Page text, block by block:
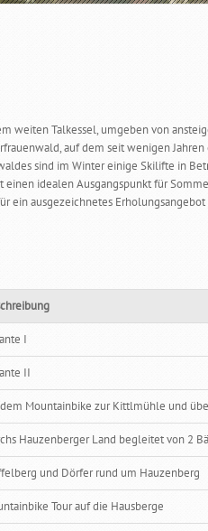
weiten Talkessel, umgeben von
auf dem seit wenigen
sind im Winter einige Skilifte in
idealen Ausgangspunkt für
ausgezeichnetes
I
II
Mountainbike zur Kittlmühle und
Hauzenberger Land begleitet von 2
und Dörfer rund um Hauzenberg
Tour auf die Hausberge